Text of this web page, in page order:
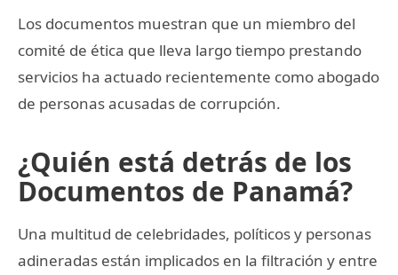
Los documentos muestran que un miembro del
comité de ética que lleva largo tiempo prestando
servicios ha actuado recientemente como abogado
de personas acusadas de corrupción.
¿Quién está detrás de los
Documentos de Panamá?
Una multitud de celebridades, políticos y personas
adineradas están implicados en la filtración y entre